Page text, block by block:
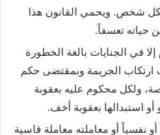
شخص. ويحمي القانون هذا
حياته تعسفاً.
إلا في الجنايات بالغة الخطورة
ارتكاب الجريمة وبمقتضى حكم
ولكل محكوم عليه بعقوبة
استبدالها بعقوبة أخف.
أو معاملته معاملة قاسية